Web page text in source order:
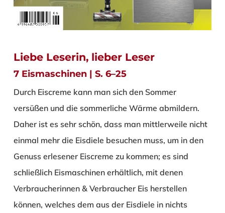
Liebe Leserin, lieber Leser
7 Eismaschinen | S. 6–25
Durch Eiscreme kann man sich den Sommer
versüßen und die sommerliche Wärme abmildern.
Daher ist es sehr schön, dass man mittlerweile nicht
einmal mehr die Eisdiele besuchen muss, um in den
Genuss erlesener Eiscreme zu kommen; es sind
schließlich Eismaschinen erhältlich, mit denen
Verbraucherinnen & Verbraucher Eis herstellen
können, welches dem aus der Eisdiele in nichts